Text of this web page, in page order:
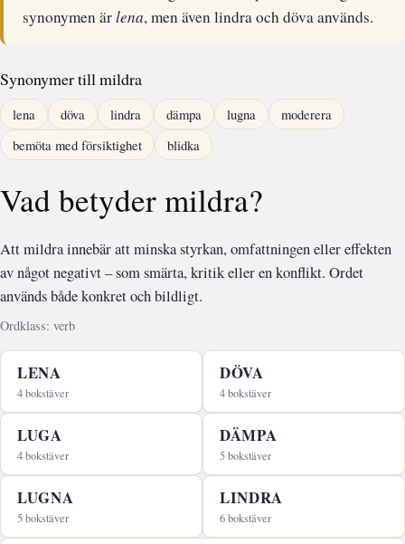
synonymen ärlena, men även lindra och döva används.
Synonymer till mildra
lena döva lindra dämpa lugna
moderera
bemöta med försiktighet
blidka
Vad betyder mildra?
Att mildra innebär att minska styrkan, omfattningen eller effekten
av något negativt – som smärta, kritik eller en konflikt. Ordet
används både konkret och bildligt.
Ordklass: verb
LENA
4 bokstäver
DÖVA
4 bokstäver
LUGA
4 bokstäver
DÄMPA
5 bokstäver
LUGNA
5 bokstäver
LINDRA
6 bokstäver